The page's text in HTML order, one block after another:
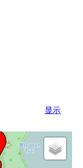
显示